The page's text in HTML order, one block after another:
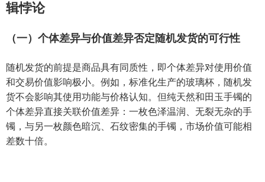
辑悖论
（一）个体差异与价值差异否定随机发货的可行性
随机发货的前提是商品具有同质性，即个体差异对使用价值
和交易价值影响极小。例如，标准化生产的玻璃杯，随机发
货不会影响其使用功能与价格认知。但纯天然和田玉手镯的
个体差异直接关联价值差异：一枚色泽温润、无裂无杂的手
镯，与另一枚颜色暗沉、石纹密集的手镯，市场价值可能相
差数十倍。